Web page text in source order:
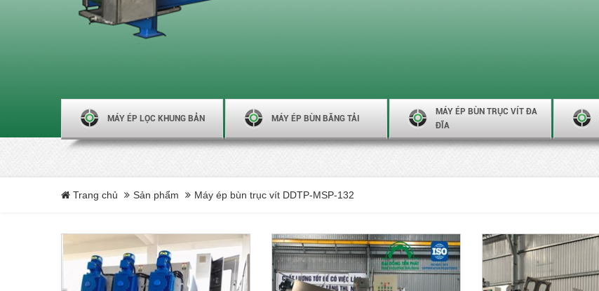
MÁY ÉP LỌC KHUNG BẢN MÁY ÉP BÙN BĂNG TẢI
MÁY ÉP BÙN TRỤC VÍT ĐA
ĐĨA
Trang chủ Sản phẩm Máy ép bùn trục vít DDTP-MSP-132